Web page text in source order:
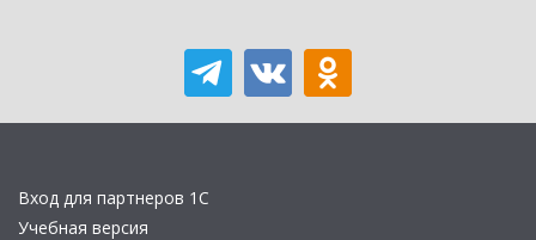
Вход для партнеров 1С
Учебная версия